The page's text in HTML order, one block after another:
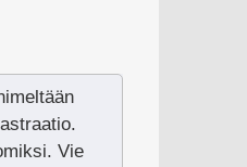
Vie